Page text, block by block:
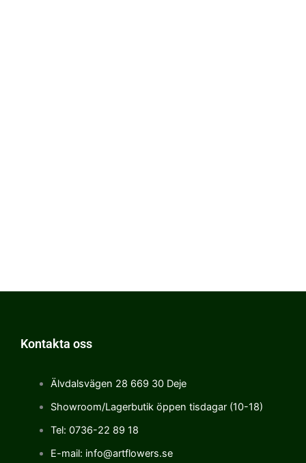
Kontakta oss
Älvdalsvägen 28 669 30 Deje
Showroom/Lagerbutik öppen tisdagar (10-18)
Tel: 0736-22 89 18
E-mail: info@artflowers.se